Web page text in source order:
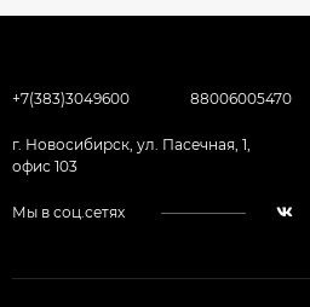
+7(383)3049600 88006005470
г. Новосибирск, ул. Пасечная, 1,
офис 103
Мы в соц.сетях